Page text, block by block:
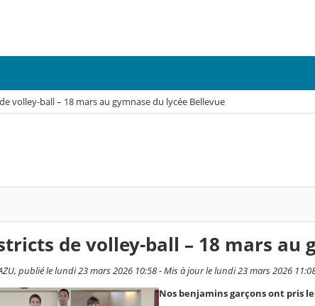
volley-ball – 18 mars au gymnase du lycée Bellevue
de volley-ball – 18 mars au
publié le lundi 23 mars 2026 10:58 - Mis à jour le lundi 23 mars 2026
Nos benjamins garçons ont pris